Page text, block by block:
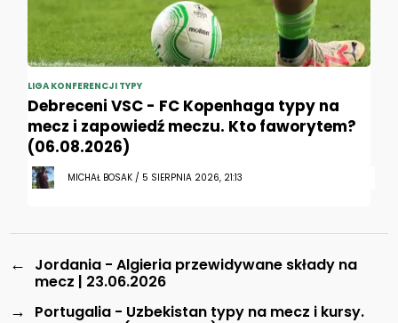
LIGA KONFERENCJI TYPY
Debreceni VSC - FC Kopenhaga typy na
mecz i zapowiedź meczu. Kto faworytem?
(06.08.2026)
MICHAŁ BOSAK / 5 SIERPNIA 2026, 21:13
←
Jordania - Algieria przewidywane składy na
mecz | 23.06.2026
→
Portugalia - Uzbekistan typy na mecz i kursy.